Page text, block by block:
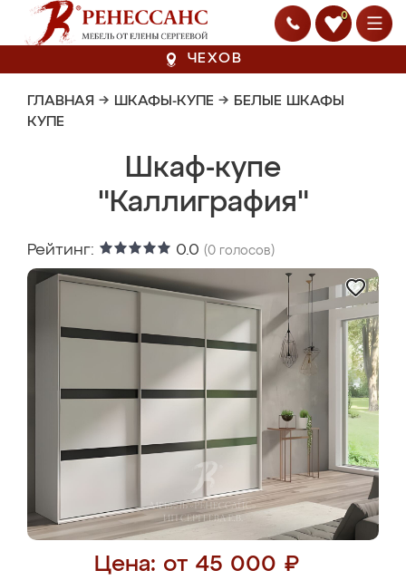
0
ЧЕХОВ
ГЛАВНАЯ → ШКАФЫ-КУПЕ → БЕЛЫЕ ШКАФЫ
КУПЕ
Шкаф-купе
"Каллиграфия"
Рейтинг: 0.0 (0 голосов)
Цена: от 45 000 ₽